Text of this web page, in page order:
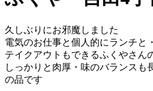
久しぶりにお邪魔しました
電気のお仕事と個人的にランチと
テイクアウトもできるふくやさん
しっかりと肉厚・味のバランスも
の品です